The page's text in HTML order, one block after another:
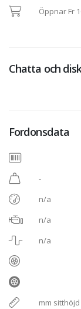
Öppnar Fr
Chatta och
Fordonsdata
-
n/a
n/a
n/a
mm sitthöjd